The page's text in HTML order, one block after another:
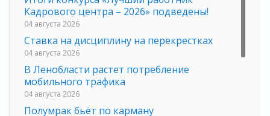
Кадрового центра – 2026» подведены!
04 августа 2026
Ставка на дисциплину на перекрестках
04 августа 2026
В Ленобласти растет потребление
мобильного трафика
04 августа 2026
Полумрак бьёт по карману